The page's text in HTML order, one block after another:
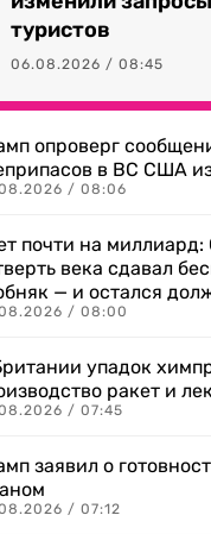
туристов
06.08.2026 / 08:45
опроверг
в ВС США
/ 08:06
почти на
века сдавал
— и остался
/ 08:00
упадок
ракет и
/ 07:45
заявил о
/ 07:12